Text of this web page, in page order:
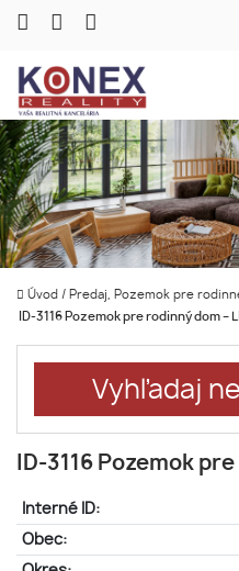
Úvod / Predaj, Pozemok pre
ID-3116 Pozemok pre rodinný dom –
Vyhľadaj
ID-3116 Pozemok
Interné ID:
Obec: